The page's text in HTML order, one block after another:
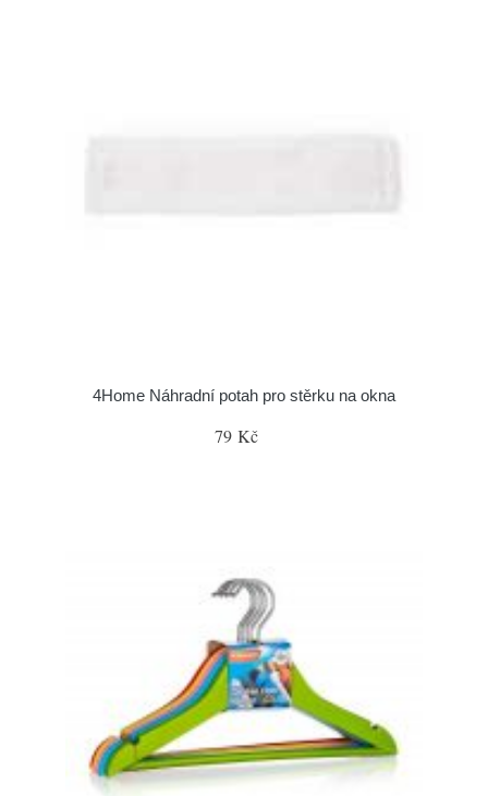
4Home Náhradní potah pro stěrku na okna
79 Kč